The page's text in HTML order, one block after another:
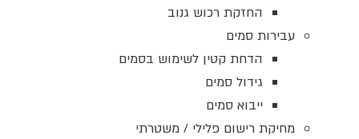
החזקת רכוש גנוב
עבירות סמים
הדחת קטין לשימוש בסמים
גידול סמים
ייבוא סמים
מחיקת רישום פלילי / משטרתי